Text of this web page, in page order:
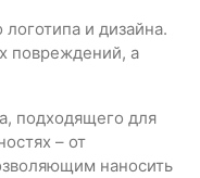
и дизайна.
повреждений, а
подходящего для
– от
наносить